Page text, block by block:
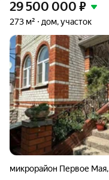
29 500 000 ₽
273 м² дом, участок
микрорайон Первое Мая,